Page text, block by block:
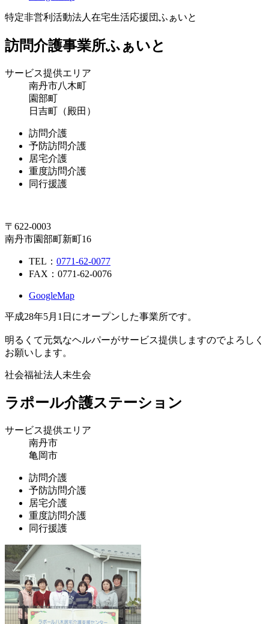
特定非営利活動法人在宅生活応援団ふぁいと
訪問介護事業所ふぁいと
サービス提供エリア
南丹市八木町
園部町
日吉町（殿田）
訪問介護
予防訪問介護
居宅介護
重度訪問介護
同行援護
〒622-0003
南丹市園部町新町16
TEL： 0771-62-0077
FAX：0771-62-0076
GoogleMap
平成28年5月1日にオープンした事業所です。
明るくて元気なヘルパーがサービス提供しますのでよろしく
お願いします。
社会福祉法人未生会
ラポール介護ステーション
サービス提供エリア
南丹市
亀岡市
訪問介護
予防訪問介護
居宅介護
重度訪問介護
同行援護